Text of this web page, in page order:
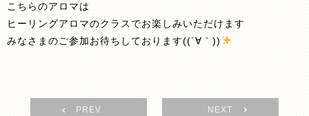
こちらのアロマは
ヒーリングアロマのクラスでお楽しみいただけます
みなさまのご参加お待ちしております((´∀｀))
PREV NEXT